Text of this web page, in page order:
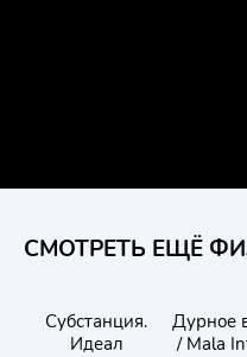
СМОТРЕТЬ ЕЩЁ
Субстанция.
Идеал
Дурное
/ Mala